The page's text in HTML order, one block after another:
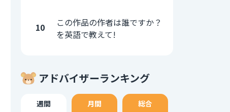
10
この作品の作者は誰ですか？
を英語で教えて!
アドバイザーランキング
週間 月間 総合